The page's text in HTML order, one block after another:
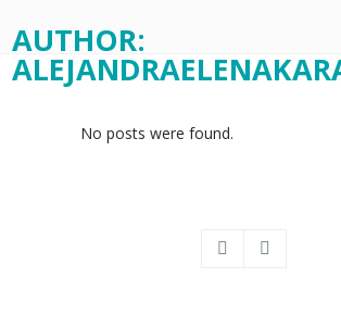
AUTHOR:
No posts were found.